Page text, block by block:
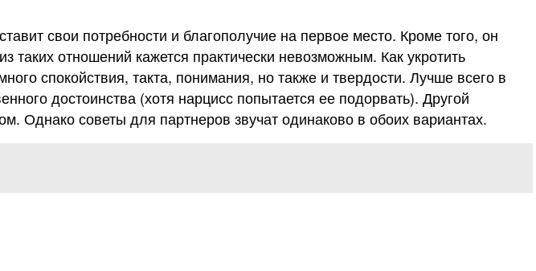
свои потребности и благополучие на первое место. Кроме того, он
таких отношений кажется практически невозможным. Как укротить
спокойствия, такта, понимания, но также и твердости. Лучше всего в
достоинства (хотя нарцисс попытается ее подорвать). Другой
Однако советы для партнеров звучат одинаково в обоих вариантах.